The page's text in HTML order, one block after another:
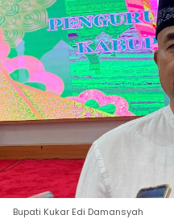
Bupati Kukar Edi Damansyah